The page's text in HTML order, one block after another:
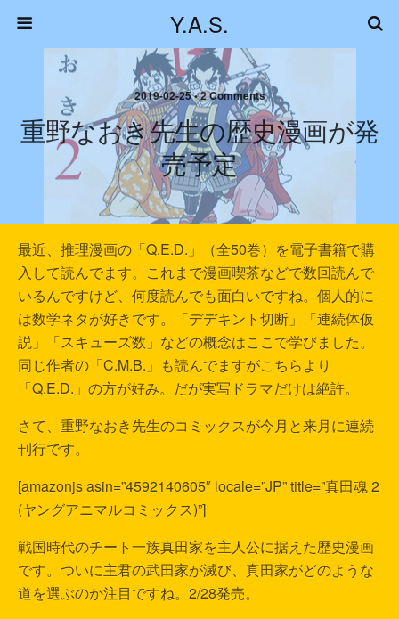
Y.A.S.
2019-02-25 • 2 Comments
重野なおき先生の歴史漫画が発
売予定
最近、推理漫画の「Q.E.D.」（全50巻）を電子書籍で購
入して読んでます。これまで漫画喫茶などで数回読んで
いるんですけど、何度読んでも面白いですね。個人的に
は数学ネタが好きです。「デデキント切断」「連続体仮
説」「スキューズ数」などの概念はここで学びました。
同じ作者の「C.M.B.」も読んでますがこちらより
「Q.E.D.」の方が好み。だが実写ドラマだけは絶許。
さて、重野なおき先生のコミックスが今月と来月に連続
刊行です。
[amazonjs asin=”4592140605″ locale=”JP” title=”真田魂 2
(ヤングアニマルコミックス)”]
戦国時代のチート一族真田家を主人公に据えた歴史漫画
です。ついに主君の武田家が滅び、真田家がどのような
道を選ぶのか注目ですね。2/28発売。